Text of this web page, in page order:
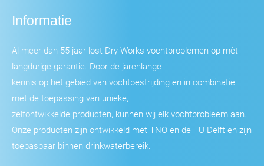
Informatie
Al meer dan 55 jaar lost Dry Works vochtproblemen op mèt
langdurige garantie. Door de jarenlange
kennis op het gebied van vochtbestrijding en in combinatie
met de toepassing van unieke,
zelfontwikkelde producten, kunnen wij elk vochtprobleem aan.
Onze producten zijn ontwikkeld met TNO en de TU Delft en zijn
toepasbaar binnen drinkwaterbereik.